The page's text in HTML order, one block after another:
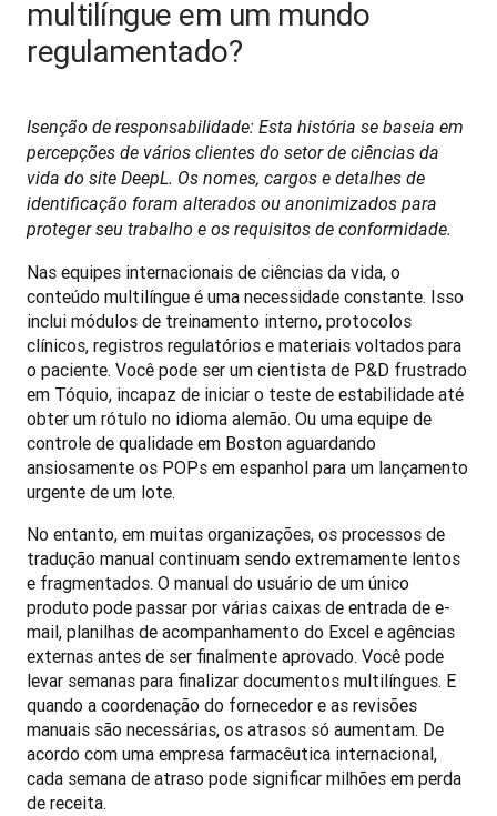
multilíngue em um mundo
regulamentado?
Isenção de responsabilidade: Esta história se baseia em
percepções de vários clientes do setor de ciências da
vida do site DeepL. Os nomes, cargos e detalhes de
identificação foram alterados ou anonimizados para
proteger seu trabalho e os requisitos de conformidade.
Nas equipes internacionais de ciências da vida, o
conteúdo multilíngue é uma necessidade constante. Isso
inclui módulos de treinamento interno, protocolos
clínicos, registros regulatórios e materiais voltados para
o paciente. Você pode ser um cientista de P&D frustrado
em Tóquio, incapaz de iniciar o teste de estabilidade até
obter um rótulo no idioma alemão. Ou uma equipe de
controle de qualidade em Boston aguardando
ansiosamente os POPs em espanhol para um lançamento
urgente de um lote.
No entanto, em muitas organizações, os processos de
tradução manual continuam sendo extremamente lentos
e fragmentados. O manual do usuário de um único
produto pode passar por várias caixas de entrada de e-
mail, planilhas de acompanhamento do Excel e agências
externas antes de ser finalmente aprovado. Você pode
levar semanas para finalizar documentos multilíngues. E
quando a coordenação do fornecedor e as revisões
manuais são necessárias, os atrasos só aumentam. De
acordo com uma empresa farmacêutica internacional,
cada semana de atraso pode significar milhões em perda
de receita.